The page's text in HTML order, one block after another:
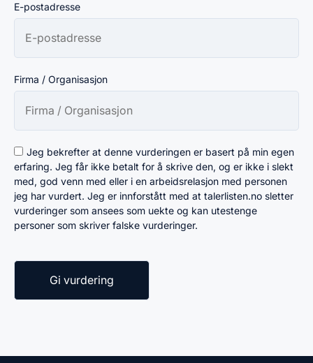
E-postadresse
Firma / Organisasjon
Jeg bekrefter at denne vurderingen er basert på min egen
erfaring. Jeg får ikke betalt for å skrive den, og er ikke i slekt
med, god venn med eller i en arbeidsrelasjon med personen
jeg har vurdert. Jeg er innforstått med at talerlisten.no sletter
vurderinger som ansees som uekte og kan utestenge
personer som skriver falske vurderinger.